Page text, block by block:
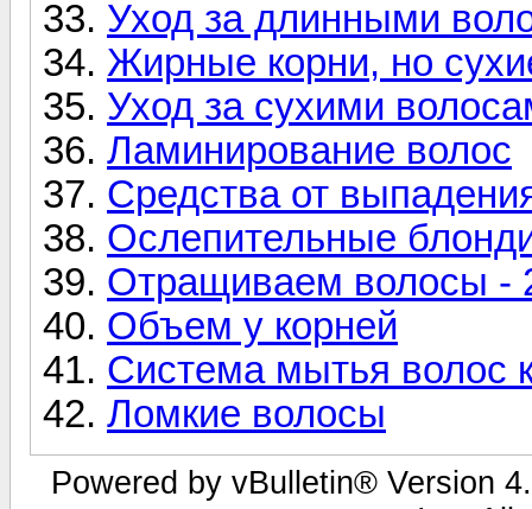
Уход за длинными
Жирные корни, но
Уход за сухими
Ламинирование волос
Средства от
Ослепительные
Отращиваем волосы -
Объем у корней
Система мытья волос
Ломкие волосы
Powered by vBulletin® Version